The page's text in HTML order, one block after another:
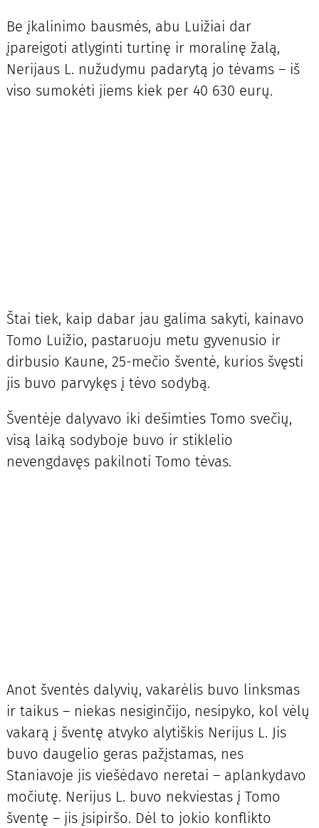
Be įkalinimo bausmės, abu Luižiai dar
įpareigoti atlyginti turtinę ir moralinę žalą,
Nerijaus L. nužudymu padarytą jo tėvams – iš
viso sumokėti jiems kiek per 40 630 eurų.
Štai tiek, kaip dabar jau galima sakyti, kainavo
Tomo Luižio, pastaruoju metu gyvenusio ir
dirbusio Kaune, 25-mečio šventė, kurios švęsti
jis buvo parvykęs į tėvo sodybą.
Šventėje dalyvavo iki dešimties Tomo svečių,
visą laiką sodyboje buvo ir stiklelio
nevengdavęs pakilnoti Tomo tėvas.
Anot šventės dalyvių, vakarėlis buvo linksmas
ir taikus – niekas nesiginčijo, nesipyko, kol vėlų
vakarą į šventę atvyko alytiškis Nerijus L. Jis
buvo daugelio geras pažįstamas, nes
Staniavoje jis viešėdavo neretai – aplankydavo
močiutę. Nerijus L. buvo nekviestas į Tomo
šventę – jis įsipiršo. Dėl to jokio konflikto